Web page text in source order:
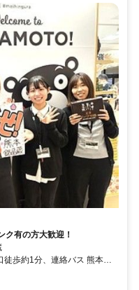
ク有の方大歓迎！
歩約1分、連絡バス 熊本徒